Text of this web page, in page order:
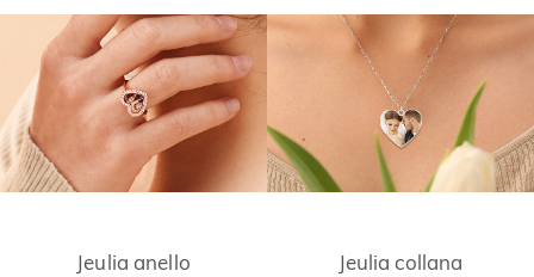
Jeulia anello
Jeulia collana